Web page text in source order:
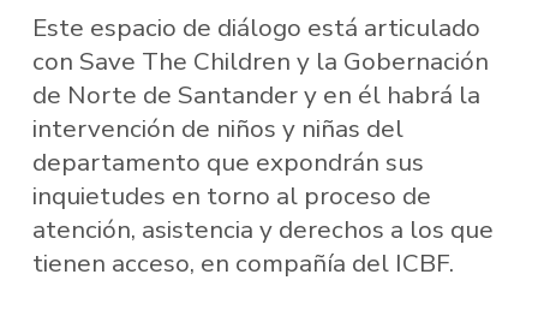
Este espacio de diálogo está articulado
con Save The Children y la Gobernación
de Norte de Santander y en él habrá la
intervención de niños y niñas del
departamento que expondrán sus
inquietudes en torno al proceso de
atención, asistencia y derechos a los que
tienen acceso, en compañía del ICBF.